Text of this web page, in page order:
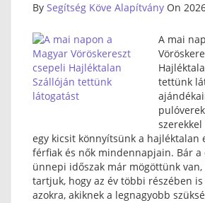
By Segítség Köve Alapítvány On
A mai
tettünk
szerekkel
egy kicsit könnyítsünk a hajléktalan
férfiak és nők mindennapjain. Bár a
ünnepi időszak már mögöttünk
tartjuk, hogy az év többi részében
azokra, akiknek a legnagyobb